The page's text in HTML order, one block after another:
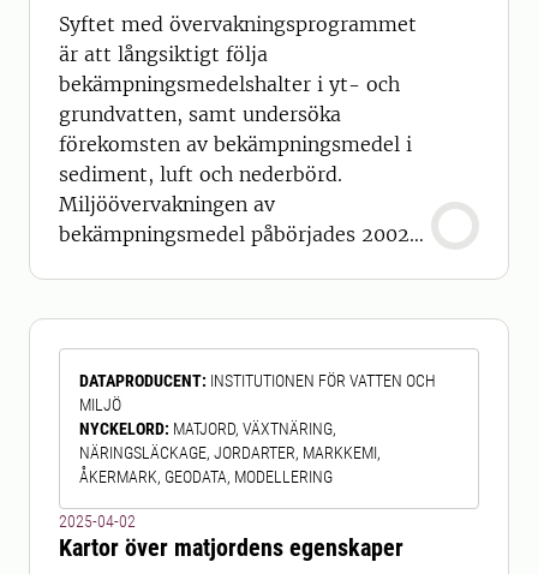
Syftet med övervakningsprogrammet
är att långsiktigt följa
bekämpningsmedelshalter i yt- och
grundvatten, samt undersöka
förekomsten av bekämpningsmedel i
sediment, luft och nederbörd.
Miljöövervakningen av
bekämpningsmedel påbörjades 2002
jordbruksregion i Sverige. Områdena
kallas typområden eftersom de kan
anses representera ett mer eller
mindre typiskt område i regionen. I
varje typområde provtas ytvatten och
sediment, från den bäck som
DATAPRODUCENT: INSTITUTIONEN FÖR VATTEN OCH
MILJÖ
NYCKELORD: MATJORD, VÄXTNÄRING,
NÄRINGSLÄCKAGE, JORDARTER, MARKKEMI,
ÅKERMARK, GEODATA, MODELLERING
2025-04-02
Kartor över matjordens egenskaper